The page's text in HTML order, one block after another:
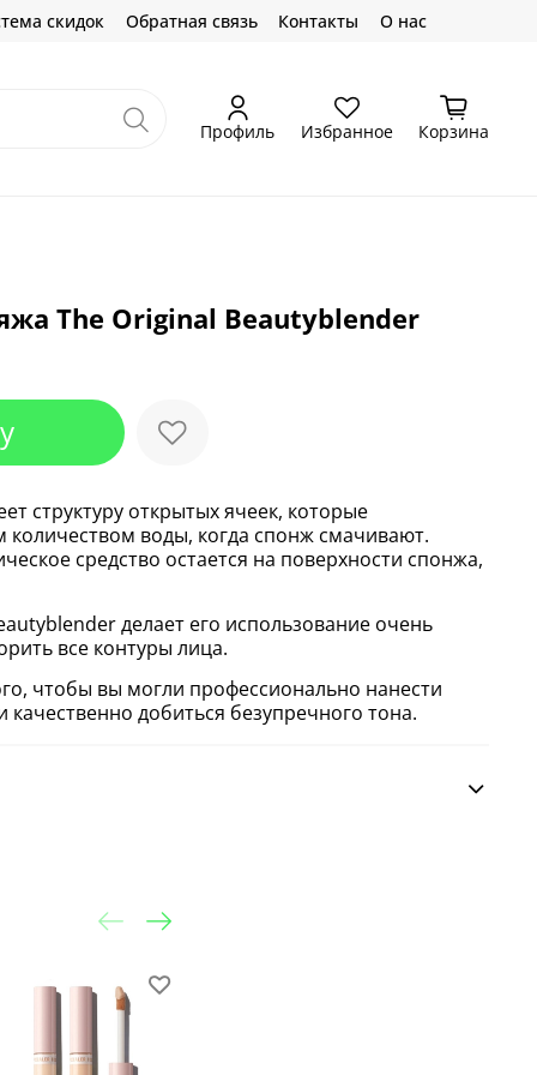
скидок Обратная связь Контакты О нас
Профиль Избранное Корзина
The Original Beautyblender
структуру открытых ячеек, которые
воды, когда спонж смачивают.
средство остается на поверхности спонжа,
делает его использование очень
все контуры лица.
чтобы вы могли профессионально нанести
добиться безупречного тона.